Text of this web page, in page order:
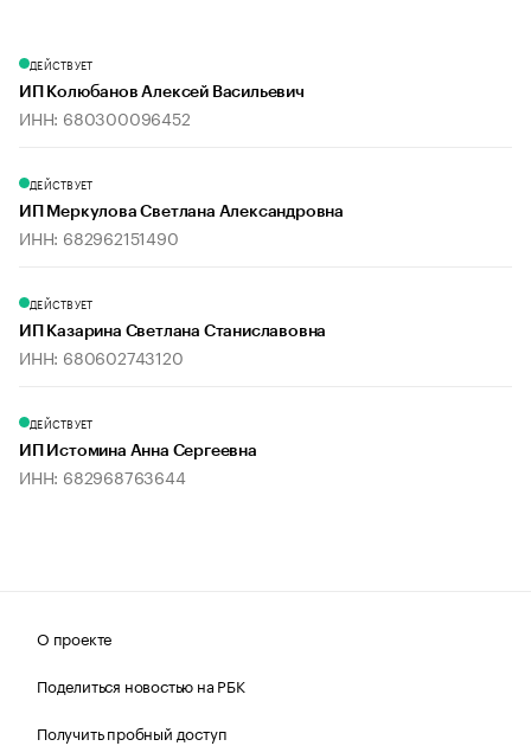
ДЕЙСТВУЕТ
ИП Колюбанов Алексей Васильевич
ИНН: 680300096452
ДЕЙСТВУЕТ
ИП Меркулова Светлана Александровна
ИНН: 682962151490
ДЕЙСТВУЕТ
ИП Казарина Светлана Станиславовна
ИНН: 680602743120
ДЕЙСТВУЕТ
ИП Истомина Анна Сергеевна
ИНН: 682968763644
О проекте
Поделиться новостью на РБК
Получить пробный доступ